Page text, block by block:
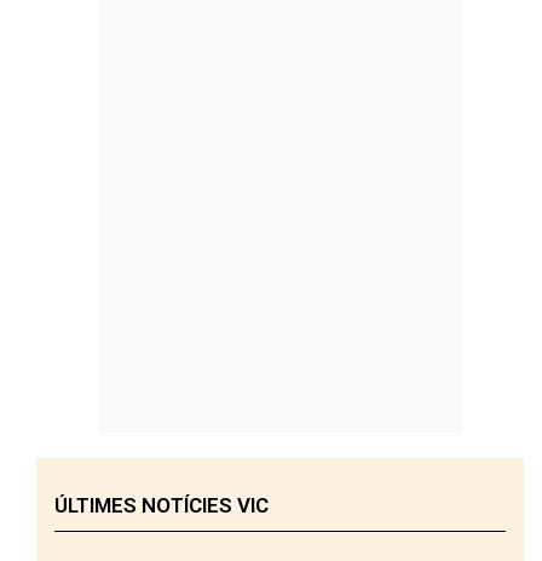
ÚLTIMES NOTÍCIES VIC